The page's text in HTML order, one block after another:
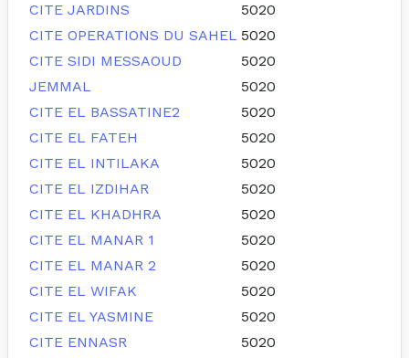
CITE JARDINS
5020
CITE OPERATIONS DU SAHEL 5020
CITE SIDI MESSAOUD
5020
JEMMAL
5020
CITE EL BASSATINE2
5020
CITE EL FATEH
5020
CITE EL INTILAKA
5020
CITE EL IZDIHAR
5020
CITE EL KHADHRA
5020
CITE EL MANAR 1
5020
CITE EL MANAR 2
5020
CITE EL WIFAK
5020
CITE EL YASMINE
5020
CITE ENNASR
5020